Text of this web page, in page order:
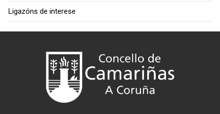
Ligazóns de interese